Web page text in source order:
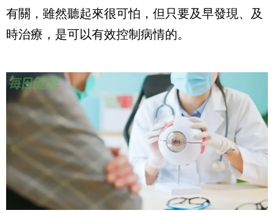
有關，雖然聽起來很可怕，但只要及早發現、及
時治療，是可以有效控制病情的。